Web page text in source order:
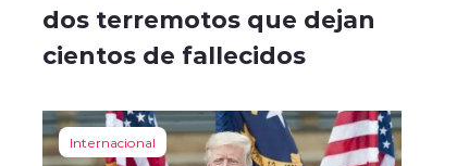
dos terremotos que dejan
cientos de fallecidos
Internacional